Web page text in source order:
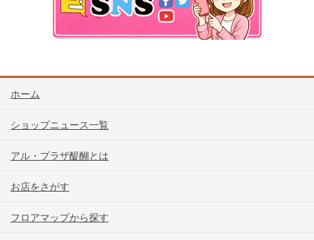
ホーム
ショップニュース一覧
アル・プラザ醍醐とは
お店をさがす
フロアマップから探す